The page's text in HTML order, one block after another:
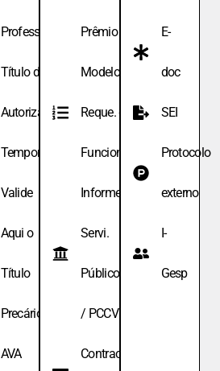
Professor
Título de
Autoriza.
Temporária
Valide
Aqui o
Título
Precário
AVA
Prêmio
Modelo de
Reque. de
Funcionário
Informe
Servi.
Públicos
/ PCCV
Contracheque
E-
doc
SEI
Protocolo
externo
I-
Gesp